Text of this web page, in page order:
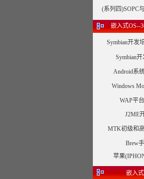
(系列四)SOPC
嵌入式OS--
Symbian开发
Symbian
Android系
Windows
WAP平
J2ME
MTK初级和
Brew
苹果
嵌入